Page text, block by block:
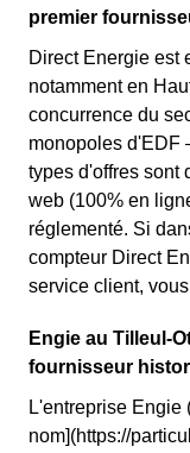
premier
Direct Energie est
notamment en
concurrence du
monopoles d'EDF
types d'offres sont
web (100% en
réglementé. Si
compteur Direct
service client,
Engie au Tilleul-
fournisseur
L'entreprise Engie
nom](https://